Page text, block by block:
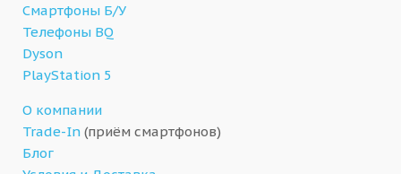
Смартфоны Б/У
Телефоны BQ
Dyson
PlayStation 5
О компании
Trade-In (приём смартфонов)
Блог